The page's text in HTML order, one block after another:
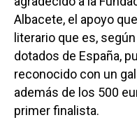
Albacete, el apoyo
literario que es,
dotados de España,
reconocido con un
además de los 500
primer finalista.